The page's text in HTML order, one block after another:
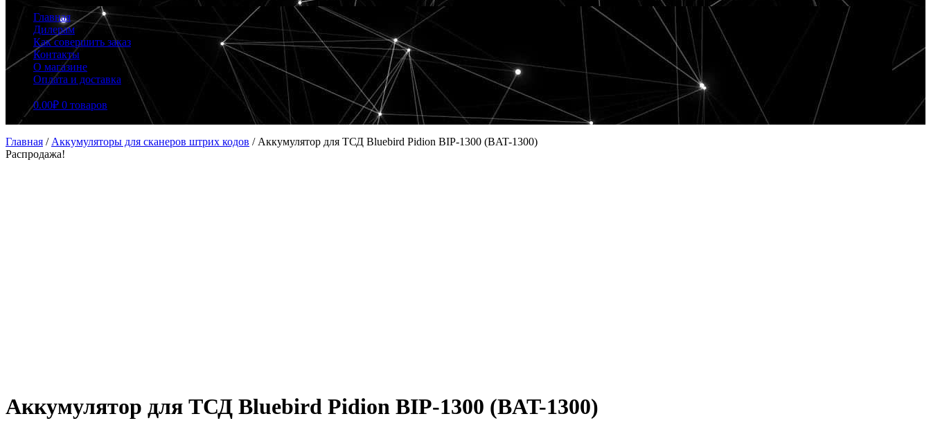
Главная
Дилерам
Как совершить заказ
Контакты
О магазине
Оплата и доставка
0.00₽ 0 товаров
Главная / Аккумуляторы для сканеров штрих кодов / Аккумулятор для ТСД Bluebird Pidion BIP-1300 (BAT-1300)
Распродажа!
Аккумулятор для ТСД Bluebird Pidion BIP-1300 (BAT-1300)